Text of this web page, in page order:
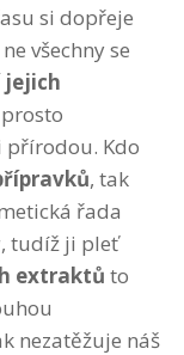
si dopřeje
všechny se
jejich
přírodou. Kdo
, tak
řada
tudíž ji pleť
extraktů to
nezatěžuje náš